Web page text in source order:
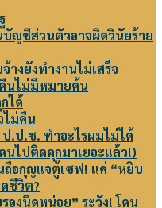
บัญชีส่วนตัวอาจผิดวินัยร้าย
งยังทำงานไม่เสร็จ
นไม่มีหมายค้น
ได้
ไม่คืน
.ป.ช. ทำอะไรผมไม่ได้
ไปติดคุกมาเยอะแล้ว!)
อกุญแจตู้เซฟ! แค่ “หยิบ
ชีวิต?
องนิดหน่อย” ระวัง! โดน